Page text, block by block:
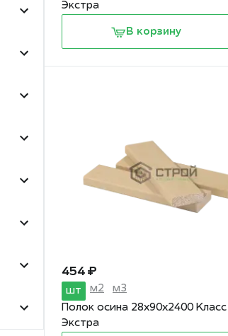
Экстра
В корзину
454 ₽
шт м2
м3
Полок осина 28х90х2400 Класс
Экстра